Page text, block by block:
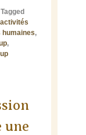
Tagged
,
,
une